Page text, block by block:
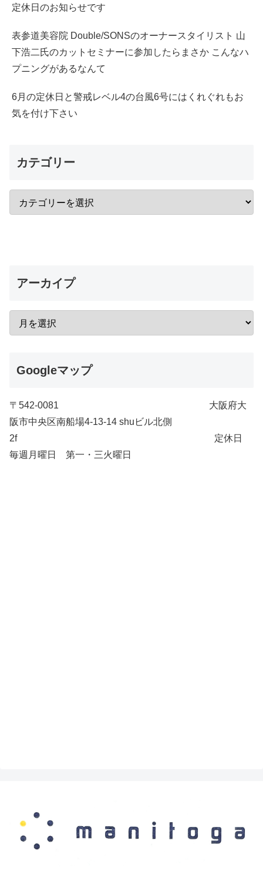
定休日のお知らせです
表参道美容院 Double/SONSのオーナースタイリスト 山
下浩二氏のカットセミナーに参加したらまさか こんなハ
プニングがあるなんて
6月の定休日と警戒レベル4の台風6号にはくれぐれもお
気を付け下さい
カテゴリー
アーカイプ
Googleマップ
〒542-0081 大阪府大
阪市中央区南船場4-13-14 shuビル北側
2f 定休日
毎週月曜日 第一・三火曜日